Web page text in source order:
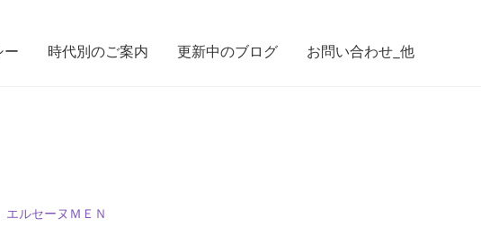
ー 時代別のご案内 更新中のブログ お問い合わせ_他
ルセーヌＭＥＮ